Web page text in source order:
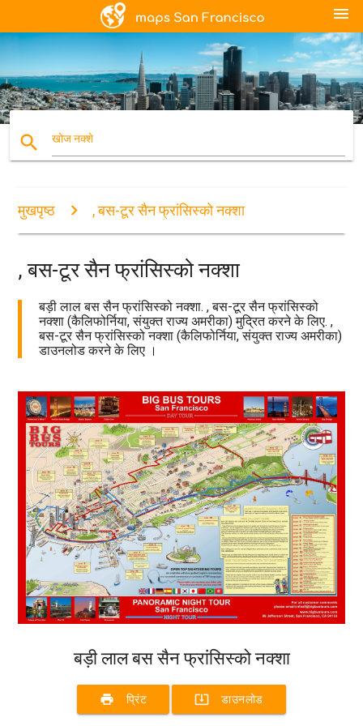
menu
search खोज नक्शे
मुखपृष्ठ , बस-टूर सैन फ्रांसिस्को नक्शा
, बस-टूर सैन फ्रांसिस्को नक्शा
बड़ी लाल बस सैन फ्रांसिस्को नक्शा. , बस-टूर सैन फ्रांसिस्को
नक्शा (कैलिफोर्निया, संयुक्त राज्य अमरीका) मुद्रित करने के लिए. ,
बस-टूर सैन फ्रांसिस्को नक्शा (कैलिफोर्निया, संयुक्त राज्य अमरीका)
डाउनलोड करने के लिए ।
बड़ी लाल बस सैन फ्रांसिस्को नक्शा
print प्रिंट system_update_alt डाउनलोड